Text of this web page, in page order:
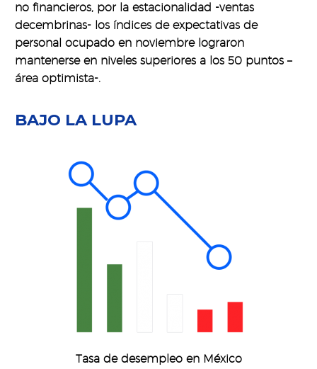
no financieros, por la estacionalidad -ventas
decembrinas- los índices de expectativas de
personal ocupado en noviembre lograron
mantenerse en niveles superiores a los 50 puntos –
área optimista-.
BAJO LA LUPA
Tasa de desempleo en México